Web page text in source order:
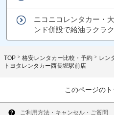
ニコニコレンタカー・
ンド併設で給油ラクラク
TOP 格安レンタカー比較・予約 レン
トヨタレンタカー西長堀駅前店
このページの